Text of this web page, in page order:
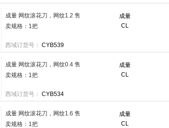
成量
CL
成量 网纹滚花刀，网纹1.2 售
卖规格：1把
西域订货号： CYB539
成量
CL
成量 网纹滚花刀，网纹0.4 售
卖规格：1把
西域订货号： CYB534
成量
CL
成量 网纹滚花刀，网纹1.6 售
卖规格：1把